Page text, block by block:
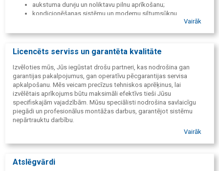
aukstuma durvju un noliktavu pilnu aprīkošanu;
kondicionēšanas sistēmu un modernu siltumsūkņu
Vairāk
Licencēts serviss un garantēta kvalitāte
Izvēloties mūs, Jūs iegūstat drošu partneri, kas nodrošina gan
garantijas pakalpojumus, gan operatīvu pēcgarantijas servisa
apkalpošanu. Mēs veicam precīzus tehniskos aprēķinus, lai
izvēlētais aprīkojums būtu maksimāli efektīvs tieši Jūsu
specifiskajām vajadzībām. Mūsu speciālisti nodrošina savlaicīgu
piegādi un profesionālus montāžas darbus, garantējot sistēmu
nepārtrauktu darbību.
Vairāk
Atslēgvārdi